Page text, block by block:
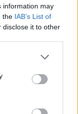
information may
the IAB’s List of
disclose it to other
or more Google
You may click to
party tags to
in below Google
ενός
Γιάννη